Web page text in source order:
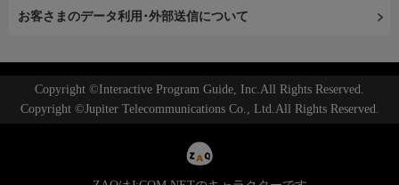
お客さまのデータ利用･外部送信について
Copyright ©Interactive Program Guide, Inc.All Rights Reserved.
Copyright ©Jupiter Telecommunications Co., Ltd.All Rights Reserved.